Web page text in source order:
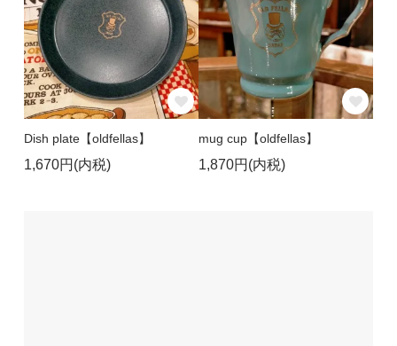
Dish plate【oldfellas】
1,670円(内税)
mug cup【oldfellas】
1,870円(内税)